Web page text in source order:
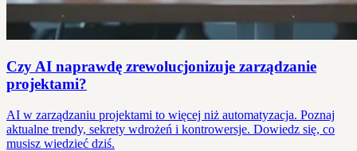
Czy AI naprawdę zrewolucjonizuje zarządzanie
projektami?
AI w zarządzaniu projektami to więcej niż automatyzacja. Poznaj
aktualne trendy, sekrety wdrożeń i kontrowersje. Dowiedz się, co
musisz wiedzieć dziś.